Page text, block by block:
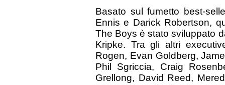
Basato sul fumetto best-
Ennis e Darick Robertson,
The Boys è stato sviluppato
Kripke. Tra gli altri
Rogen, Evan Goldberg,
Phil Sgriccia, Craig
Grellong, David Reed,